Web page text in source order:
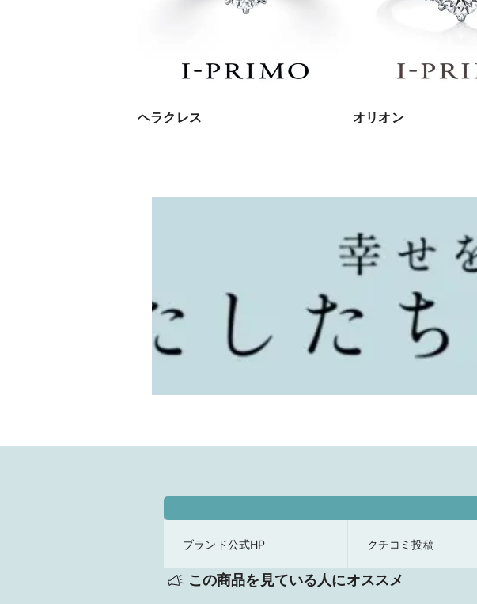
ヘラクレス オリオン
ブランド公式HP クチコミ投稿
この商品を見ている人にオススメ